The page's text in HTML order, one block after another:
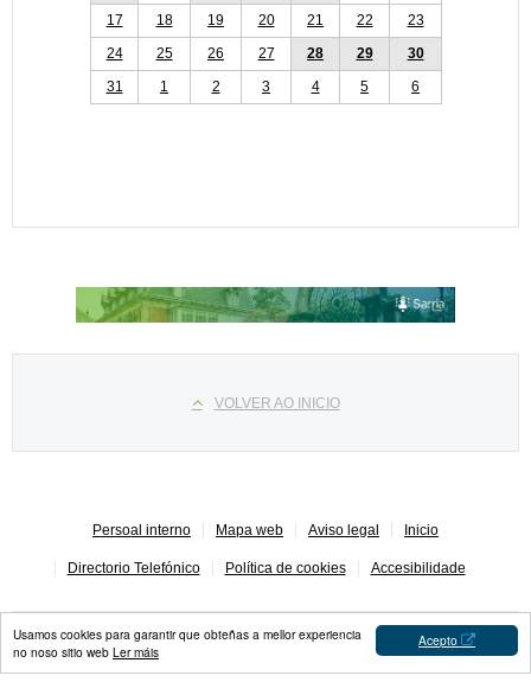
Acepto
Usamos cookies para garantir que obteñas a mellor experiencia
no noso sitio web Ler máis
17
18 19 20 21 22
23
24
25 26 27 28 29
30
31
1 2 3 4 5 6
VOLVER AO INICIO
Persoal interno Mapa web Aviso legal Inicio
Directorio Telefónico Política de cookies Accesibilidade